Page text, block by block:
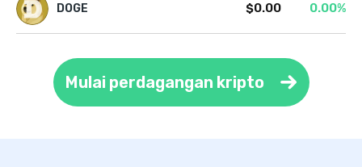
DOGE $0.00 0.00%
Mulai perdagangan kripto